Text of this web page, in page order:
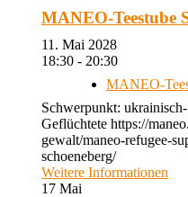
MANEO-Teestube
11. Mai 2028
18:30 - 20:30
MANEO-
Schwerpunkt:
Geflüchtete https://
gewalt/maneo-refugee-
schoeneberg/
Weitere Informationen
17 Mai